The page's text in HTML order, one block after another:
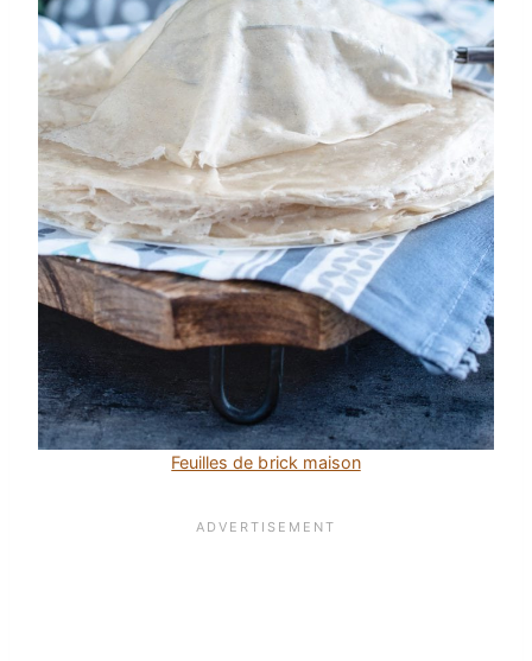
Feuilles de brick maison